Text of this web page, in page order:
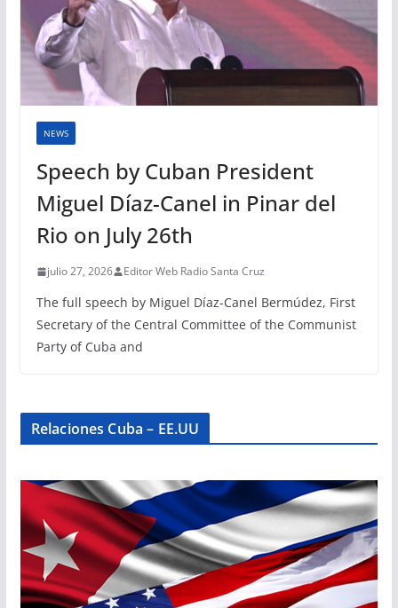
NEWS
Speech by Cuban President
Miguel Díaz-Canel in Pinar del
Rio on July 26th
julio 27, 2026 Editor Web Radio Santa Cruz
The full speech by Miguel Díaz-Canel Bermúdez, First
Secretary of the Central Committee of the Communist
Party of Cuba and
Relaciones Cuba – EE.UU